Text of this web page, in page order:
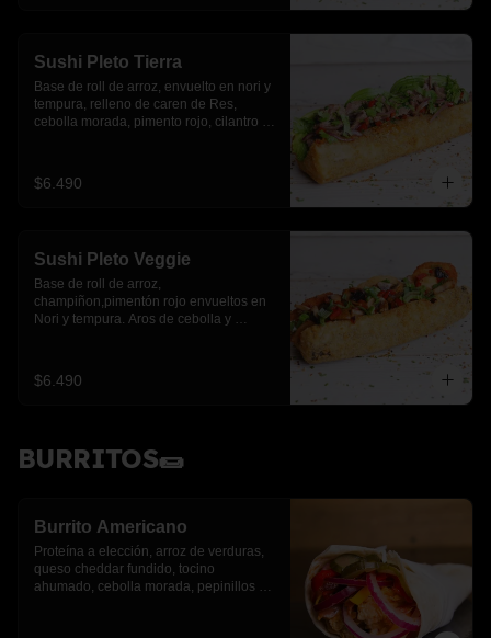
Sushi Pleto Tierra
Base de roll de arroz, envuelto en nori y
tempura, relleno de caren de Res,
cebolla morada, pimento rojo, cilantro y
$6.490
Sushi Pleto Veggie
Base de roll de arroz,
champiñon,pimentón rojo envueltos en
Nori y tempura. Aros de cebolla y
$6.490
BURRITOS🌯
Burrito Americano
Proteína a elección, arroz de verduras,
queso cheddar fundido, tocino
ahumado, cebolla morada, pepinillos y